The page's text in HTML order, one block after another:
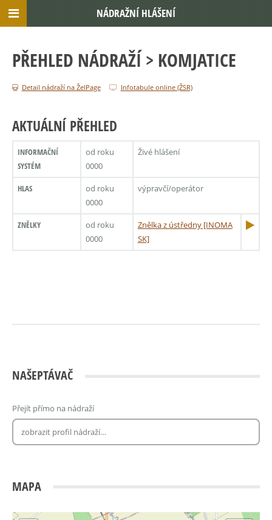
PŘEHLED NÁDRAŽÍ > KOMJATICE
Detail nádraží na ŽelPage Infotabule online (ŽSR)
AKTUÁLNÍ PŘEHLED
INFORMAČNÍ
SYSTÉM
od roku
0000
Živé hlášení
HLAS
od roku
0000
výpravčí/operátor
ZNĚLKY
od roku
0000
Znělka z ústředny [INOMA
SK]
NAŠEPTÁVAČ
Přejít přímo na nádraží
MAPA
NÁDRAŽNÍ HLÁŠENÍ